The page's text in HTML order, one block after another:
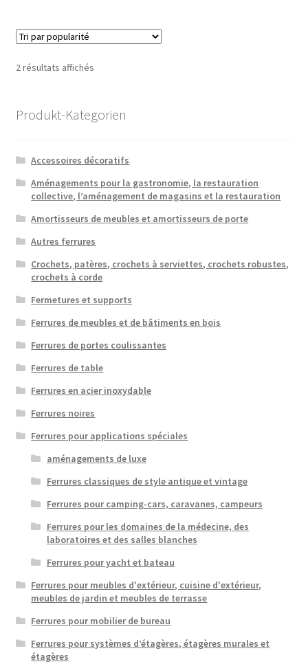
2 résultats affichésTrié
Produkt-Kategorien
Accessoires décoratifs
Aménagements pour la gastronomie, la restauration
collective, l’aménagement de magasins et la restauration
Amortisseurs de meubles et amortisseurs de porte
Autres ferrures
Crochets, patères, crochets à serviettes, crochets robustes,
crochets à corde
Fermetures et supports
Ferrures de meubles et de bâtiments en bois
Ferrures de portes coulissantes
Ferrures de table
Ferrures en acier inoxydable
Ferrures noires
Ferrures pour applications spéciales
aménagements de luxe
Ferrures classiques de style antique et vintage
Ferrures pour camping-cars, caravanes, campeurs
Ferrures pour les domaines de la médecine, des
laboratoires et des salles blanches
Ferrures pour yacht et bateau
Ferrures pour meubles d'extérieur, cuisine d'extérieur,
meubles de jardin et meubles de terrasse
Ferrures pour mobilier de bureau
Ferrures pour systèmes d’étagères, étagères murales et
étagères